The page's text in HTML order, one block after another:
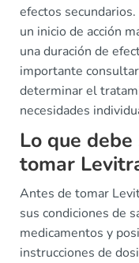
efectos
un inicio de acción
una duración de
importante
determinar el
necesidades
Lo que
tomar
Antes de tomar
sus condiciones de
medicamentos y
instrucciones de